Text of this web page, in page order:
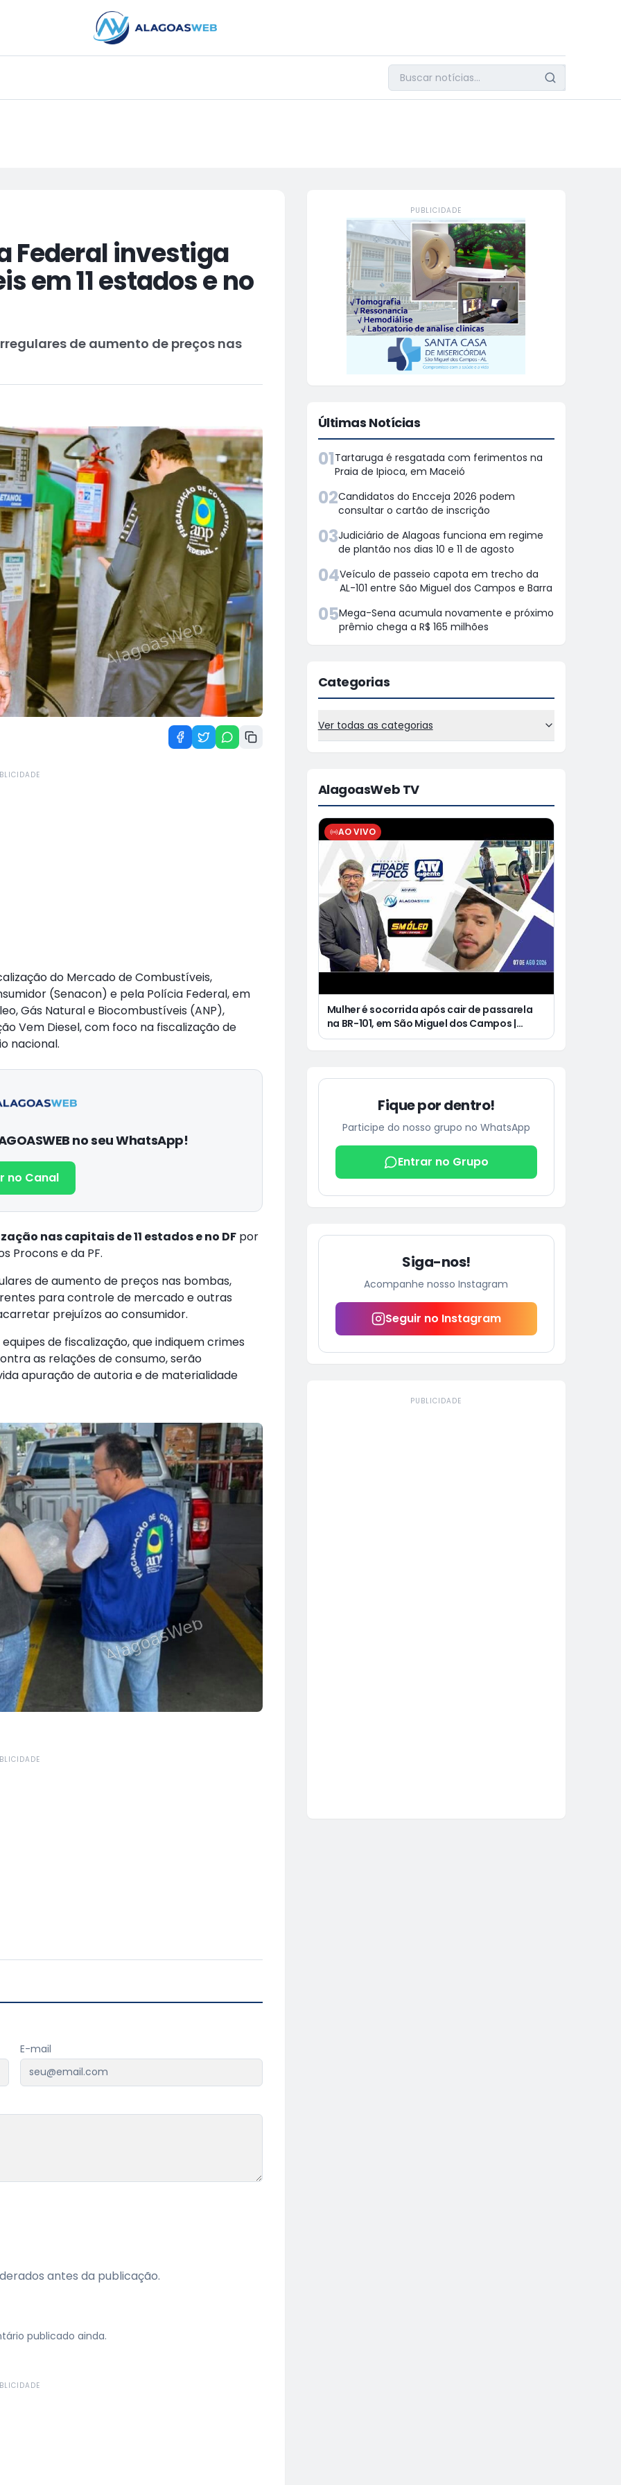
PUBLICIDADE
Federal investiga
em 11 estados e no
de aumento de preços nas
do Mercado de Combustíveis,
(Senacon) e pela Polícia Federal, em
Gás Natural e Biocombustíveis (ANP),
Vem Diesel, com foco na fiscalização de
nacional.
no seu WhatsApp!
no Canal
nas capitais de 11 estados e no DF por
Procons e da PF.
de aumento de preços nas bombas,
para controle de mercado e outras
prejuízos ao consumidor.
de fiscalização, que indiquem crimes
as relações de consumo, serão
apuração de autoria e de materialidade
E-mail
antes da publicação.
publicado ainda.
PUBLICIDADE
Últimas Notícias
01Tartaruga é resgatada com ferimentos na
Praia de Ipioca, em Maceió
02Candidatos do Encceja 2026 podem
consultar o cartão de inscrição
03Judiciário de Alagoas funciona em regime
de plantão nos dias 10 e 11 de agosto
04Veículo de passeio capota em trecho da
AL-101 entre São Miguel dos Campos e Barra
05Mega-Sena acumula novamente e próximo
prêmio chega a R$ 165 milhões
Categorias
Ver todas as categorias
AlagoasWeb TV
AO VIVO
Mulher é socorrida após cair de passarela
na BR-101, em São Miguel dos Campos |
Jovem de 25 anos morre após acidente de
Fique por dentro!
Participe do nosso grupo no WhatsApp
Entrar no Grupo
Siga-nos!
Acompanhe nosso Instagram
Seguir no Instagram
PUBLICIDADE